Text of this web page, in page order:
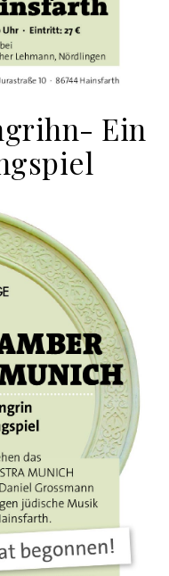
Ein